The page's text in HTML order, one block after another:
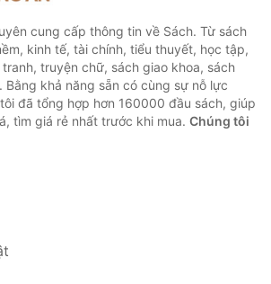
cung cấp thông tin về Sách. Từ sách
kinh tế, tài chính, tiểu thuyết, học tập,
truyện chữ, sách giao khoa, sách
Bằng khả năng sẵn có cùng sự nỗ lực
đã tổng hợp hơn 160000 đầu sách, giúp
tìm giá rẻ nhất trước khi mua. Chúng tôi